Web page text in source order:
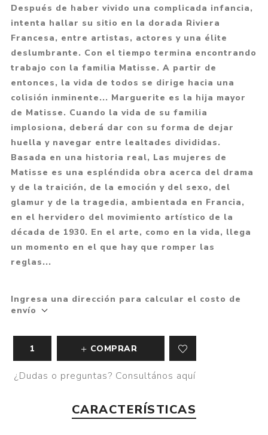
Después de haber vivido una complicada infancia,
intenta hallar su sitio en la dorada Riviera
Francesa, entre artistas, actores y una élite
deslumbrante. Con el tiempo termina encontrando
trabajo con la familia Matisse. A partir de
entonces, la vida de todos se dirige hacia una
colisión inminente... Marguerite es la hija mayor
de Matisse. Cuando la vida de su familia
implosiona, deberá dar con su forma de dejar
huella y navegar entre lealtades divididas.
Basada en una historia real, Las mujeres de
Matisse es una espléndida obra acerca del drama
y de la traición, de la emoción y del sexo, del
glamur y de la tragedia, ambientada en Francia,
en el hervidero del movimiento artístico de la
década de 1930. En el arte, como en la vida, llega
un momento en el que hay que romper las
reglas...
Ingresa una dirección para calcular el costo de
envío
COMPRAR
¿Dudas o preguntas? Consultános aquí
CARACTERÍSTICAS